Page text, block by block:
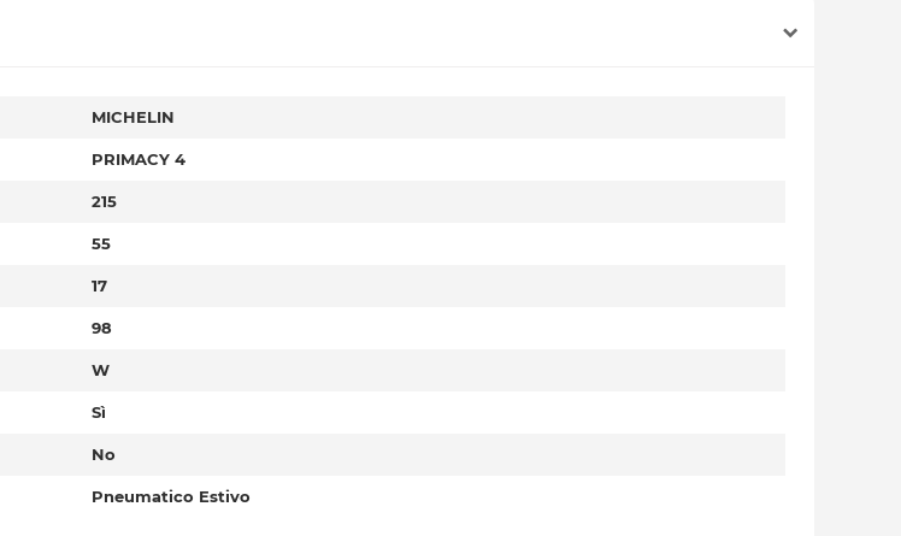
MICHELIN
PRIMACY 4
215
55
17
98
W
Sì
No
Pneumatico Estivo